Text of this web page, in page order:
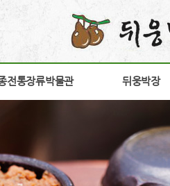
전통장류박물관 뒤웅박장
전통장류박물관 뒤웅박장
연구
실
상품소개
연구개발
구절초고추장